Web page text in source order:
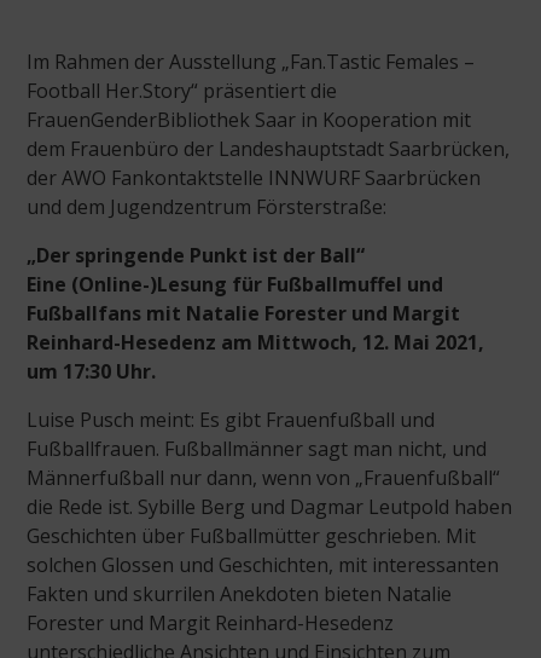
Im Rahmen der Ausstellung „Fan.Tastic Females –
Football Her.Story“ präsentiert die
FrauenGenderBibliothek Saar in Kooperation mit
dem Frauenbüro der Landeshauptstadt Saarbrücken,
der AWO Fankontaktstelle INNWURF Saarbrücken
und dem Jugendzentrum Försterstraße:
„Der springende Punkt ist der Ball“
Eine (Online-)Lesung für Fußballmuffel und
Fußballfans mit Natalie Forester und Margit
Reinhard-Hesedenz am Mittwoch, 12. Mai 2021,
um 17:30 Uhr.
Luise Pusch meint: Es gibt Frauenfußball und
Fußballfrauen. Fußballmänner sagt man nicht, und
Männerfußball nur dann, wenn von „Frauenfußball“
die Rede ist. Sybille Berg und Dagmar Leutpold haben
Geschichten über Fußballmütter geschrieben. Mit
solchen Glossen und Geschichten, mit interessanten
Fakten und skurrilen Anekdoten bieten Natalie
Forester und Margit Reinhard-Hesedenz
unterschiedliche Ansichten und Einsichten zum